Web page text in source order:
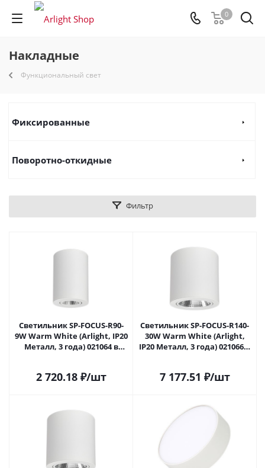
0
Накладные
Функциональный свет
Фиксированные
Поворотно-откидные
Фильтр
Светильник SP-FOCUS-R90-
9W Warm White (Arlight, IP20
Металл, 3 года) 021064 в
2 720.18₽/шт
Светильник SP-FOCUS-R140-
30W Warm White (Arlight,
IP20 Металл, 3 года) 021066 в
7 177.51 ₽/шт